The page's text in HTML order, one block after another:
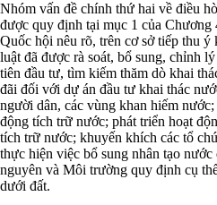
Nhóm vấn đề chính thứ hai về điều
được quy định tại mục 1 của Chương
Quốc hội nêu rõ, trên cơ sở tiếp thu
luật đã được rà soát, bổ sung, chỉnh
tiên đầu tư, tìm kiếm thăm dò khai
đãi đối với dự án đầu tư khai thác
người dân, các vùng khan hiếm
động tích trữ nước; phát triển hoạt
tích trữ nước; khuyến khích các tổ
thực hiện việc bổ sung nhân tạo
nguyên và Môi trường quy định cụ
dưới đất.